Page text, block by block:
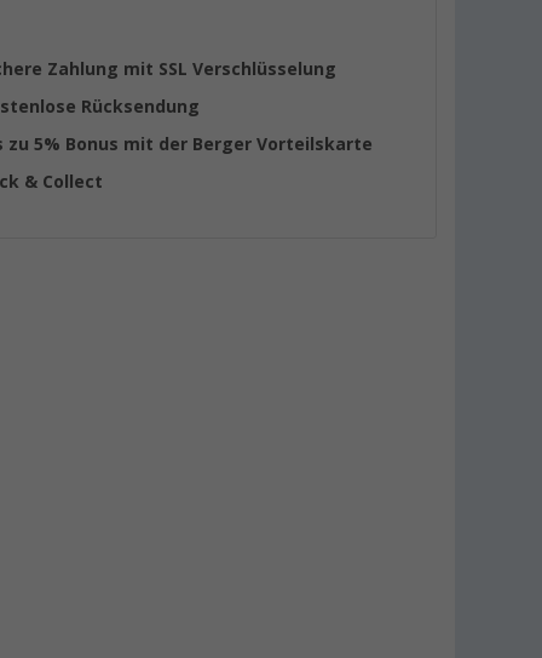
Zahlung mit SSL Verschlüsselung
Rücksendung
zu 5% Bonus mit der Berger Vorteilskarte
& Collect